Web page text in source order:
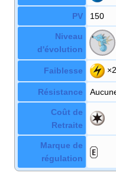
PV 150
Niveau
d'évolution
Faiblesse ×2
Résistance
Coût de
Retraite
Marque de
régulation